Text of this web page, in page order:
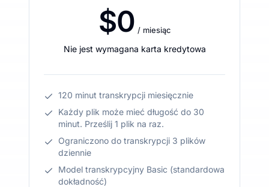
$0 / miesiąc
Nie jest wymagana karta kredytowa
120 minut transkrypcji miesięcznie
Każdy plik może mieć długość do 30
minut. Prześlij 1 plik na raz.
Ograniczono do transkrypcji 3 plików
dziennie
Model transkrypcyjny Basic (standardowa
dokładność)